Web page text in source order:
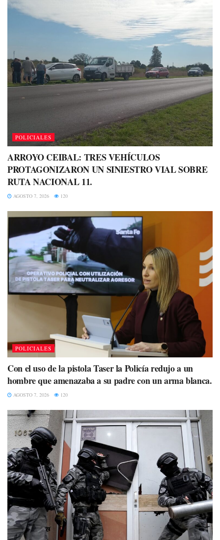
POLICIALES
ARROYO CEIBAL: TRES VEHÍCULOS
PROTAGONIZARON UN SINIESTRO VIAL SOBRE
RUTA NACIONAL 11.
AGOSTO 7, 2026 120
POLICIALES
Con el uso de la pistola Taser la Policía redujo a un
hombre que amenazaba a su padre con un arma blanca.
AGOSTO 7, 2026 120